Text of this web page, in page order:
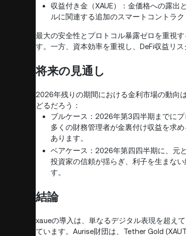
収益付き金（XAUE）：金価格への露出
ルに関連する追加のスマートコントラ
最大の安全性とプロトコル暴露ゼロを重視
す。一方、資本効率を重視し、DeFi収益リ
将来の見通し
2026年残りの期間における金利市場の動向
どるだろう：
ブルケース：2026年第3四半期までに
多くの財務管理者が金裏付け収益を求
あります。
ベアケース：2026年第四四半期に、元
投資家の信頼が揺らぎ、利子を生まな
す。
結論
xaueの導入は、単なるデジタル表現を超え
ています。Aurise財団は、Tether Gold